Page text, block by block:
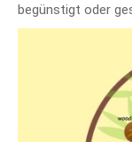
begünstigt oder